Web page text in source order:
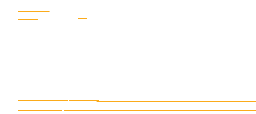
CLASSE 3D; SECONDO POSTO PER SERAFINO BARLESI E